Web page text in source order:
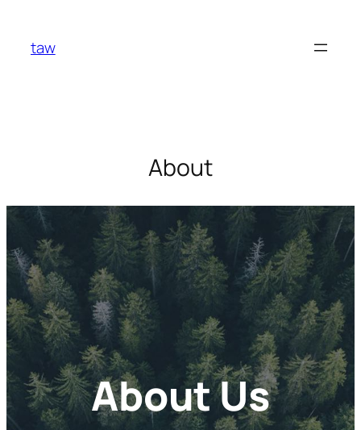
tartalomhoz
taw
About
About Us